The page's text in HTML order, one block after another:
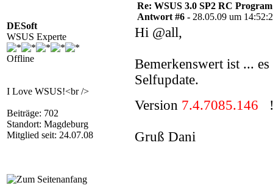
DESoft
WSUS Experte
Offline
I Love WSUS!<br />
Beiträge: 702
Standort: Magdeburg
Mitglied seit: 24.07.08
Re: WSUS 3.0 SP2 RC
Antwort #6 - 28.05.09 um
Hi @all,
Bemerkenswert ist ...
Selfupdate.
Version 7.4.7085.146
Gruß Dani